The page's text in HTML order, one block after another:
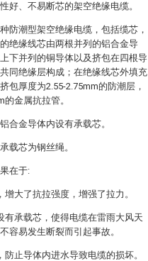
好、不易断芯的架空绝缘电缆。
防潮型架空绝缘电缆，包括缆芯，
绝缘线芯由两根并列的铝合金导
下并列的铜导体以及挤包在四根导
同绝缘层构成；在绝缘线芯外填充
包厚度为2.55-2.75mm的防潮层，
金属抗拉管。
合金导体内设有承载芯。
载芯为钢丝绳。
在于:
大了抗拉强度，增强了拉力。
有承载芯，使得电缆在雷雨大风天
容易发生断裂而引起事故。
止导体内进水导致电缆的损坏。